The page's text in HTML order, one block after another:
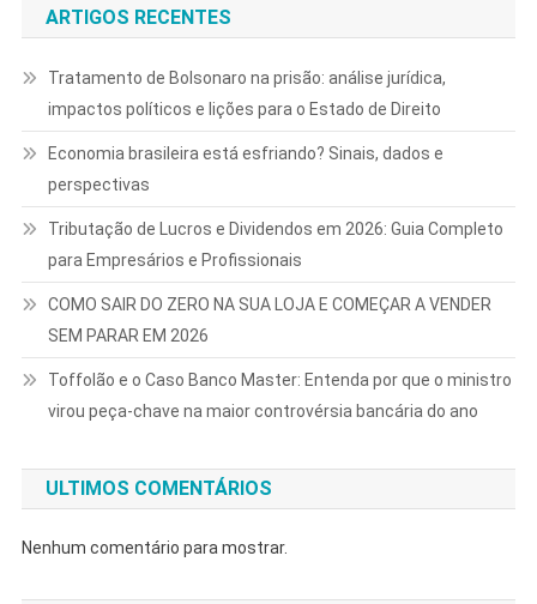
ARTIGOS RECENTES
Tratamento de Bolsonaro na prisão: análise jurídica,
impactos políticos e lições para o Estado de Direito
Economia brasileira está esfriando? Sinais, dados e
perspectivas
Tributação de Lucros e Dividendos em 2026: Guia Completo
para Empresários e Profissionais
COMO SAIR DO ZERO NA SUA LOJA E COMEÇAR A VENDER
SEM PARAR EM 2026
Toffolão e o Caso Banco Master: Entenda por que o ministro
virou peça-chave na maior controvérsia bancária do ano
ULTIMOS COMENTÁRIOS
Nenhum comentário para mostrar.